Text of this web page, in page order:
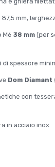
mm,
M6 38 mm (per
spessore
Dom Diamant
con
in acciaio inox.